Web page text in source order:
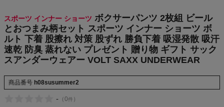
ント 贈り物
ギフト サック
スアンダーウ
ェアー VOLT
SAXX UNDE
RWEAR
NIKE
CHUMS
もっと見る
スポーツ インナー ショーツ ボクサーパンツ 2枚組 ビール
とおつまみ柄セット スポーツ インナー ショーツ ボ
ルト 下着 股擦れ 対策 股ずれ 勝負下着 吸湿発散 吸汗
速乾 防臭 蒸れない プレゼント 贈り物 ギフト サック
スアンダーウェアー VOLT SAXX UNDERWEAR
商品番号 h08susummer2
- （0件 ）